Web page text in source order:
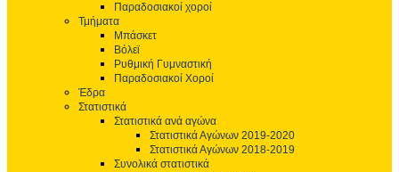
Παραδοσιακοί χοροί
Τμήματα
Μπάσκετ
Βόλεϊ
Ρυθμική Γυμναστική
Παραδοσιακοί Χοροί
Έδρα
Στατιστικά
Στατιστικά ανά αγώνα
Στατιστικά Αγώνων 2019-2020
Στατιστικά Αγώνων 2018-2019
Συνολικά στατιστικά